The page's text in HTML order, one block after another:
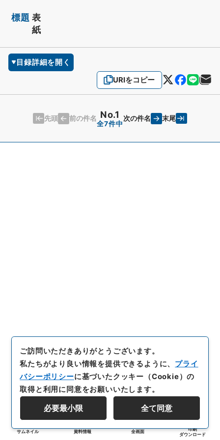
標題 表
紙
目録詳細を開く
URIをコピー
先頭 前の件名 No.1
全7件中
次の件名 末尾
サムネイル 資料情報 全画面
印刷
ダウンロード
ご訪問いただきありがとうございます。
私たちがより良い情報を提供できるように、 プライ
バシーポリシーに基づいたクッキー（Cookie）の
取得と利用に同意をお願いいたします。
必要最小限 全て同意